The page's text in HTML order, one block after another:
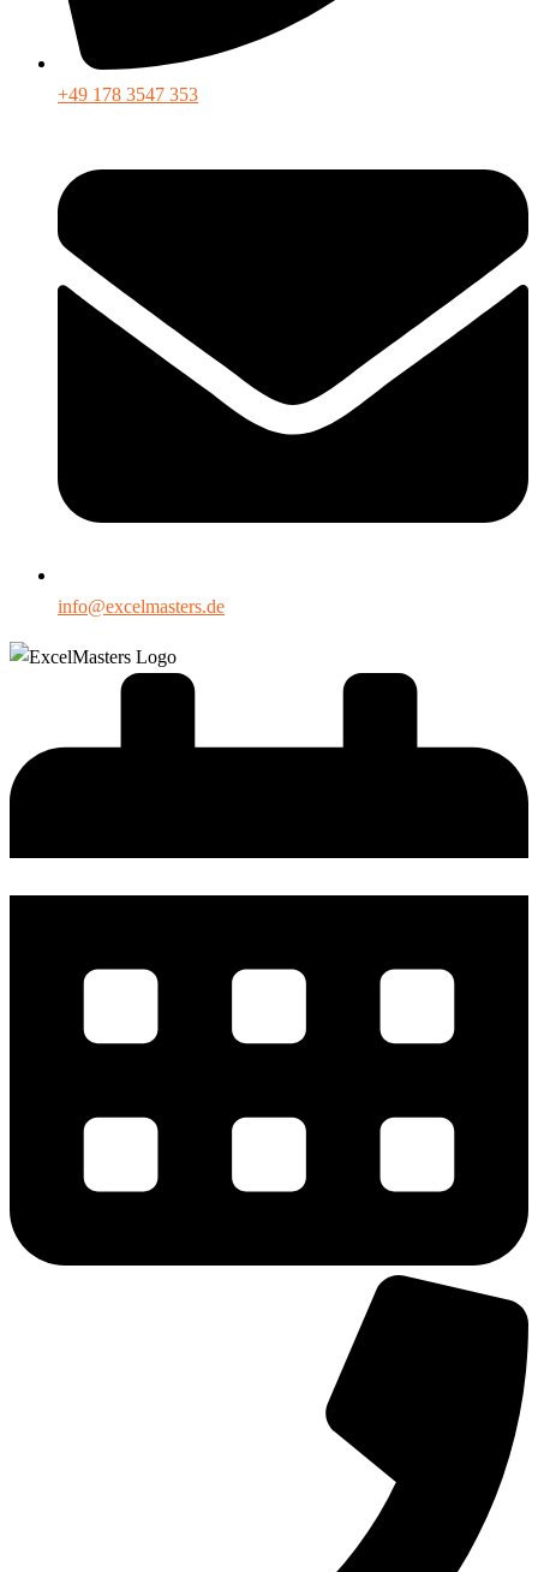
+49 178 3547 353
info@excelmasters.de